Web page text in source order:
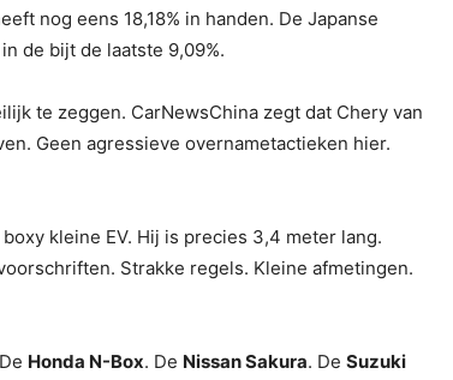
nog eens 18,18% in handen. De Japanse
de bijt de laatste 9,09%.
te zeggen. CarNewsChina zegt dat Chery van
Geen agressieve overnametactieken hier.
kleine EV. Hij is precies 3,4 meter lang.
Strakke regels. Kleine afmetingen.
Honda N-Box. De Nissan Sakura. De Suzuki